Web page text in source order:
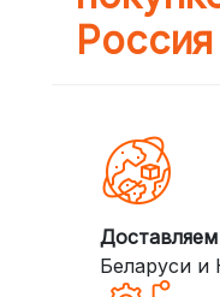
Россия
Беларуси и